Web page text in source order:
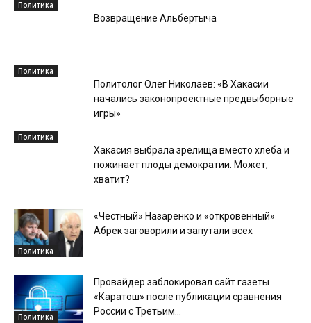
Политика
Возвращение Альбертыча
Политика
Политолог Олег Николаев: «В Хакасии
начались законопроектные предвыборные
игры»
Политика
Хакасия выбрала зрелища вместо хлеба и
пожинает плоды демократии. Может,
хватит?
Политика
«Честный» Назаренко и «откровенный»
Абрек заговорили и запутали всех
Политика
Провайдер заблокировал сайт газеты
«Каратош» после публикации сравнения
России с Третьим...